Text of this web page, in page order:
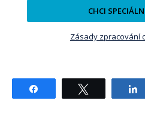
CHCI
Zásady zpracování
Tweetnout